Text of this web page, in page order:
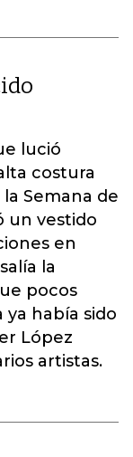
lució
costura
Semana de
un vestido
en
la
pocos
ya había sido
López
artistas.